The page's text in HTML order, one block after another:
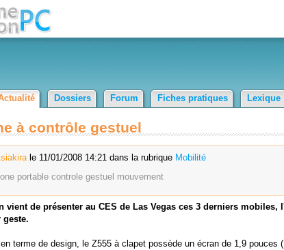
Dossiers Forum Fiches pratiques Lexique
à contrôle gestuel
le 11/01/2008 14:21 dans la rubrique Mobilité
portable controle gestuel mouvement
vient de présenter au CES de Las Vegas ces 3 derniers
geste.
terme de design, le Z555 à clapet possède un écran de 1,9 pouces